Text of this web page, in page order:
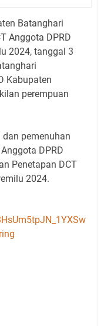
Batanghari
Anggota DPRD
2024, tanggal 3
Kabupaten
perempuan
pemenuhan
DPRD
Penetapan DCT
2024.